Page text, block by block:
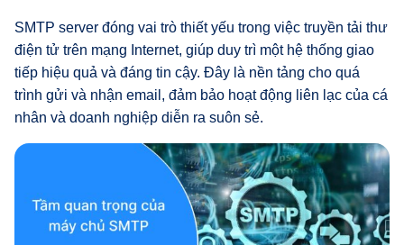
SMTP server đóng vai trò thiết yếu trong việc truyền tải thư
điện tử trên mạng Internet, giúp duy trì một hệ thống giao
tiếp hiệu quả và đáng tin cậy. Đây là nền tảng cho quá
trình gửi và nhận email, đảm bảo hoạt động liên lạc của cá
nhân và doanh nghiệp diễn ra suôn sẻ.